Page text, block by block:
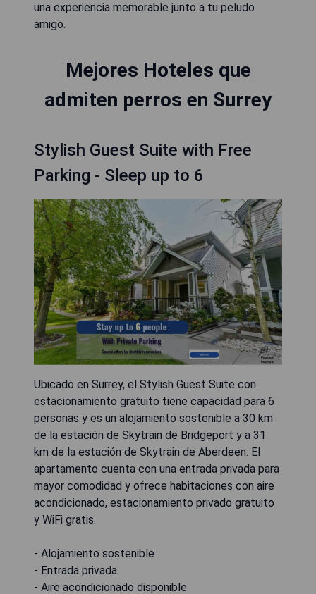
una experiencia memorable junto a tu peludo
amigo.
Mejores Hoteles que
admiten perros en Surrey
Stylish Guest Suite with Free
Parking - Sleep up to 6
Ubicado en Surrey, el Stylish Guest Suite con
estacionamiento gratuito tiene capacidad para 6
personas y es un alojamiento sostenible a 30 km
de la estación de Skytrain de Bridgeport y a 31
km de la estación de Skytrain de Aberdeen. El
apartamento cuenta con una entrada privada para
mayor comodidad y ofrece habitaciones con aire
acondicionado, estacionamiento privado gratuito
y WiFi gratis.
- Alojamiento sostenible
- Entrada privada
- Aire acondicionado disponible